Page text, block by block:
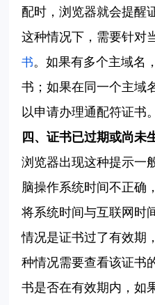
配时，浏览器就会提醒
这种情况下，需要针对
书。如果有多个主域名
书；如果在同一个主域
以申请办理通配符证书。
四、证书已过期或尚未
浏览器出现这种提示一
脑操作系统时间不正确
将系统时间与互联网时
情况是证书过了有效期
种情况需要查看该证书
书是否在有效期内，如